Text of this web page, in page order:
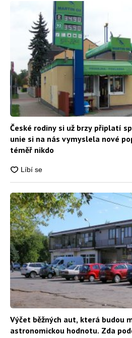
České rodiny si už brzy připlatí
unie si na nás vymyslela nové
téměř nikdo
Výčet běžných aut, která budou
astronomickou hodnotu. Zda